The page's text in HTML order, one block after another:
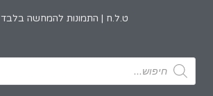
ט.ל.ח | התמונות להמחשה בלבד